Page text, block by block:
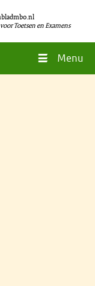
Toetsen en Examens
Menu